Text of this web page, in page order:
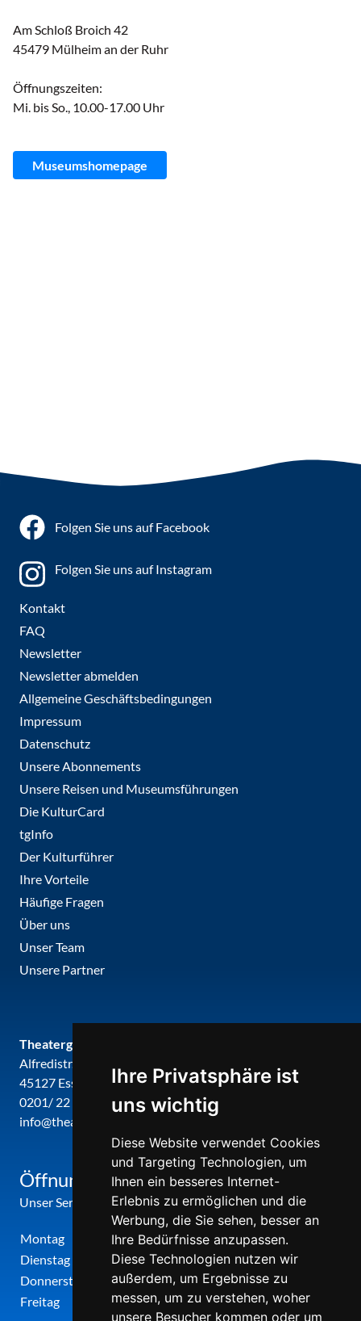
Ihre Privatsphäre ist
uns wichtig
Diese Website verwendet Cookies
und Targeting Technologien, um
Ihnen ein besseres Internet-
Erlebnis zu ermöglichen und die
Werbung, die Sie sehen, besser an
Ihre Bedürfnisse anzupassen.
Diese Technologien nutzen wir
außerdem, um Ergebnisse zu
messen, um zu verstehen, woher
unsere Besucher kommen oder um
Am Schloß Broich 42
45479 Mülheim an der Ruhr
Öffnungszeiten:
Mi. bis So., 10.00-17.00 Uhr
Museumshomepage
Folgen Sie uns auf Facebook
Folgen Sie uns auf Instagram
Kontakt
FAQ
Newsletter
Newsletter abmelden
Allgemeine Geschäftsbedingungen
Impressum
Datenschutz
Unsere Abonnements
Unsere Reisen und Museumsführungen
Die KulturCard
tgInfo
Der Kulturführer
Ihre Vorteile
Häufige Fragen
Über uns
Unser Team
Unsere Partner
Theatergemeinde metropole ruhr
Alfredistr. 32
45127 Essen
0201/ 22 22 29
info@theatergemeinde-metropole-ruhr.de
Öffnungszeiten
Unser Service-Center ist zu folgenden Zeiten geöffnet
Montag
12:00 Uhr - 17:00 Uhr
Dienstag
09:00 Uhr - 12:00 Uhr
Donnerstag
09:00 Uhr - 12:00 Uhr
Freitag
09:00 Uhr - 12:00 Uhr